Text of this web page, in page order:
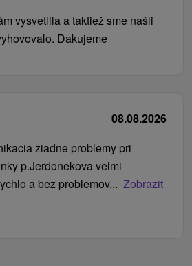
vysvetlila a taktiež sme našli
Dakujeme
08.08.2026
ziadne problemy pri
p.Jerdonekova velmi
a bez problemov... Zobrazit